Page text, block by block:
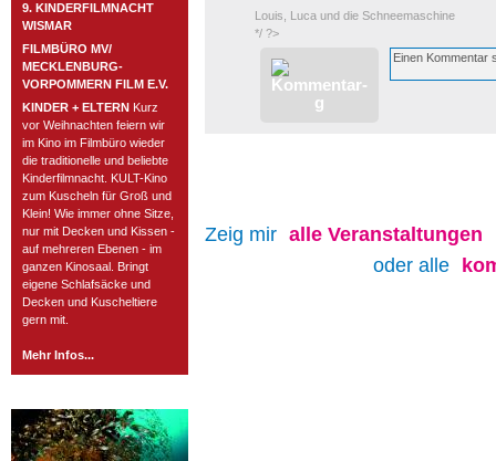
9. KINDERFILMNACHT
WISMAR
FILMBÜRO MV/
MECKLENBURG-
VORPOMMERN FILM E.V.
KINDER + ELTERN Kurz
vor Weihnachten feiern wir
im Kino im Filmbüro wieder
die traditionelle und beliebte
Kinderfilmnacht. KULT-Kino
zum Kuscheln für Groß und
Klein! Wie immer ohne Sitze,
nur mit Decken und Kissen -
auf mehreren Ebenen - im
ganzen Kinosaal. Bringt
eigene Schlafsäcke und
Decken und Kuscheltiere
gern mit.
Mehr Infos...
Louis, Luca und die Schneemaschine
*/ ?>
Zeig mir alle Veranstaltungen
oder alle